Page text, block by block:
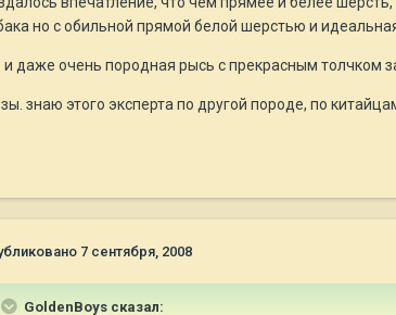
но с обильной прямой белой шерстью и
и даже очень породная рысь с прекрасным толчком
знаю этого эксперта по другой породе, по
7 сентября, 2008
GoldenBoys сказал: